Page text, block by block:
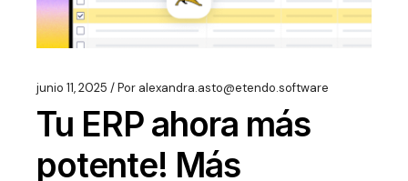
junio 11, 2025 Por alexandra.asto@etendo.software
Tu ERP ahora más
potente! Más